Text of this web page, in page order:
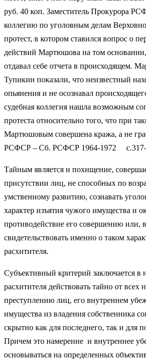
руб. 40 коп. Заместитель Прокурора
коллегию по уголовным делам
протест, в котором ставился вопрос о
действий Мартюшова на том
отдавал себе отчета в происходящем.
Тупикин показали, что неизвестный
опьянения и не осознавал
судебная коллегия нашла возможным
протеста относительно того, что при
Мартюшовым совершена кража, а не
РСФСР – Сб. РСФСР 1964-1972 с.317-
Тайным является и похищение,
присутствии лиц, не способных по
умственному развитию, сознавать
характер изъятия чужого имущества и
противодействие его совершению или,
свидетельствовать именно о таком
расхитителя.
Субъективный критерий заключается в
расхитителя действовать тайно от всех
преступлению лиц, его внутреннем
имущества из владения собственника
скрытно как для последнего, так и для
Причем это намерение и внутреннее
основываться на определенных